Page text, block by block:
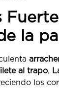
la
al trapo,
los